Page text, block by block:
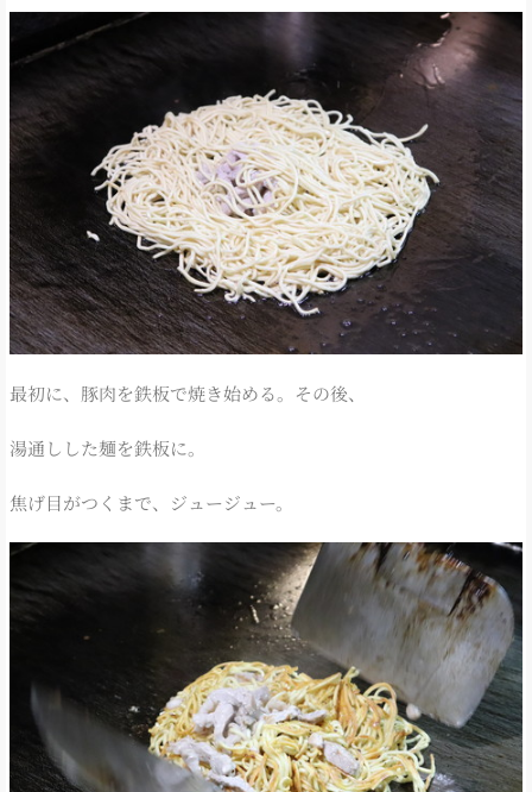
最初に、豚肉を鉄板で焼き始める。その後、
湯通しした麺を鉄板に。
焦げ目がつくまで、ジュージュー。